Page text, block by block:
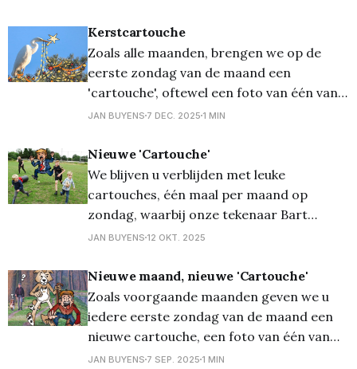
gegaan en er 'zijn ding' heeft van
gemaakt! Deze maand is het een
Kerstcartouche
Zoals alle maanden, brengen we op de
eerste zondag van de maand een
'cartouche', oftewel een foto van één van
onze fotografen bewerkt door tekenaar
(uiteraard) zit die in de kerstsfeer... Bart
bewerkte een originele foto van Sabine
Driedonkx, met een
JAN BUYENS 7 DEC. 2025 1 MIN
Nieuwe 'Cartouche'
We blijven u verblijden met leuke
cartouches, één maal per maand op
zondag, waarbij onze tekenaar Bart
Proost een foto van één van onze
keer haalde Bart zijn inspiratie bij een foto
van Jaak Vandendries en wie weet wel de
reactie van Trump
JAN BUYENS 12 OKT. 2025
Nieuwe maand, nieuwe 'Cartouche'
Zoals voorgaande maanden geven we u
iedere eerste zondag van de maand een
nieuwe cartouche, een foto van één van
onze fotografen, bewerkt door
JAN BUYENS 7 SEP. 2025 1 MIN